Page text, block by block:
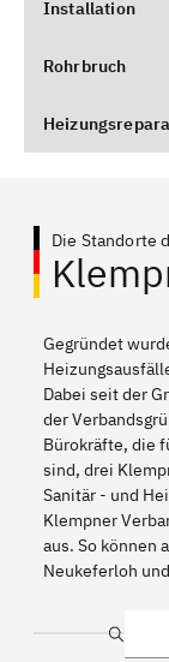
Installation
Rohrbruch
Die Standorte
Gegründet
Dabei seit der
der
Bürokräfte, die
sind, drei
Sanitär - und
Klempner
aus. So können
Neukeferloh
Suche